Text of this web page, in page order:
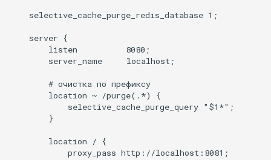
iputils
jsonrpc-batch
jump-consistent-hash
    selective_cache_purge_redis_database 1;
    server {
        listen          8080;
        server_name     localhost;
        # очистка по префиксу
        location ~ /purge(.*) {
            selective_cache_purge_query "$1*";
        }
        location / {
            proxy_pass http://localhost:8081;